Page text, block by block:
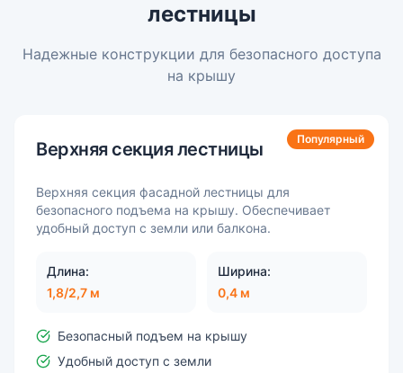
лестницы
Надежные конструкции для безопасного доступа
на крышу
Популярный
Верхняя секция лестницы
Верхняя секция фасадной лестницы для
безопасного подъема на крышу. Обеспечивает
удобный доступ с земли или балкона.
Длина:
1,8/2,7 м
Ширина:
0,4 м
Безопасный подъем на крышу
Удобный доступ с земли